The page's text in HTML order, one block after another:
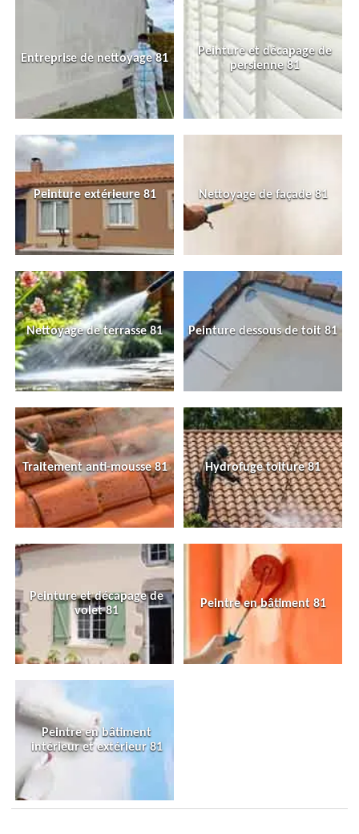
Entreprise de nettoyage 81
Peinture et décapage de
persienne 81
Peinture extérieure 81 Nettoyage de façade 81
Nettoyage de terrasse 81 Peinture dessous de toit 81
Traitement anti-mousse 81 Hydrofuge toiture 81
Peinture et décapage de
volet 81
Peintre en bâtiment 81
Peintre en bâtiment
intérieur et extérieur 81